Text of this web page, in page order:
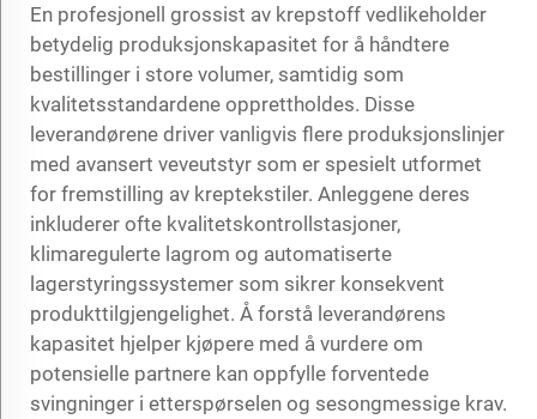
En profesjonell grossist av krepstoff vedlikeholder
betydelig produksjonskapasitet for å håndtere
bestillinger i store volumer, samtidig som
kvalitetsstandardene opprettholdes. Disse
leverandørene driver vanligvis flere produksjonslinjer
med avansert veveutstyr som er spesielt utformet
for fremstilling av kreptekstiler. Anleggene deres
inkluderer ofte kvalitetskontrollstasjoner,
klimaregulerte lagrom og automatiserte
lagerstyringssystemer som sikrer konsekvent
produkttilgjengelighet. Å forstå leverandørens
kapasitet hjelper kjøpere med å vurdere om
potensielle partnere kan oppfylle forventede
svingninger i etterspørselen og sesongmessige krav.